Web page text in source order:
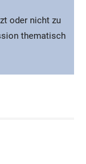
oder nicht zu
thematisch